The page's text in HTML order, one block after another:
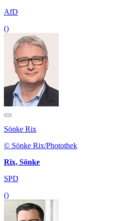
AfD
()
Sönke Rix
© Sönke Rix/Photothek
Rix, Sönke
SPD
()